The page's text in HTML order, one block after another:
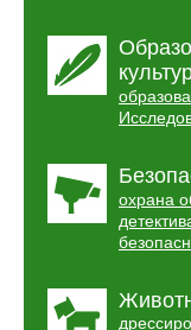
охрана